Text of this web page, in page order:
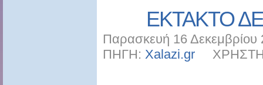
ΕΚΤΑΚΤΟ
Παρασκευή 16 Δεκεμβρίου
ΠΗΓΗ: Xalazi.gr